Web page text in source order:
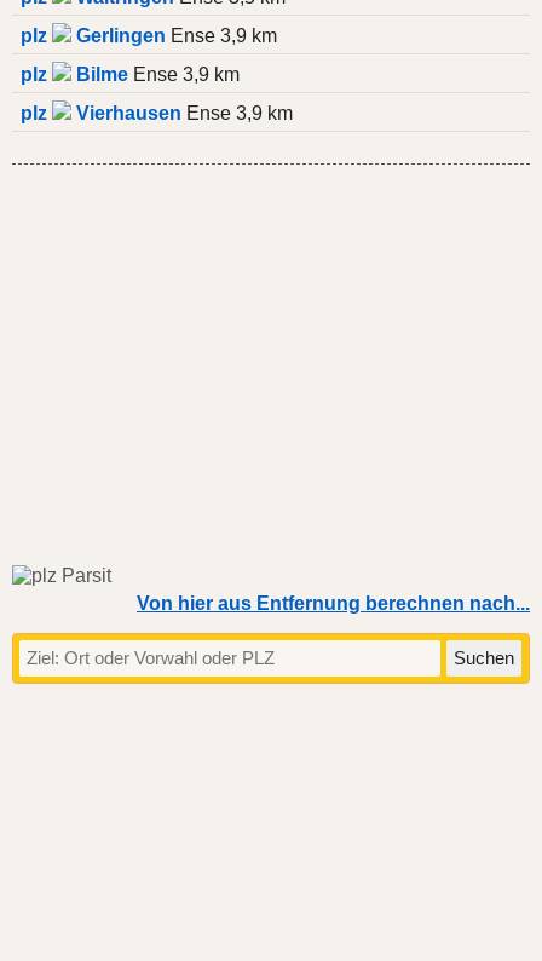
plz
Gerlingen Ense 3,9 km
plz
Bilme Ense 3,9 km
plz
Vierhausen Ense 3,9 km
Von hier aus Entfernung berechnen nach...